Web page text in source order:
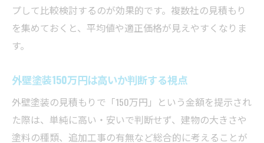
プして比較検討するのが効果的です。複数社の見積もり
を集めておくと、平均値や適正価格が見えやすくなりま
す。
外壁塗装150万円は高いか判断する視点
外壁塗装の見積もりで「150万円」という金額を提示され
た際は、単純に高い・安いで判断せず、建物の大きさや
塗料の種類、追加工事の有無など総合的に考えることが